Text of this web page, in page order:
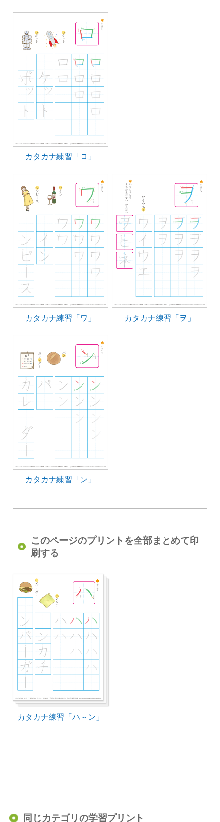
カタカナ練習「ロ」
カタカナ練習「ワ」 カタカナ練習「ヲ」
カタカナ練習「ン」
このページのプリントを全部まとめて印
刷する
カタカナ練習「ハ～ン」
同じカテゴリの学習プリント